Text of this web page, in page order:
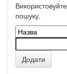
пошуку.